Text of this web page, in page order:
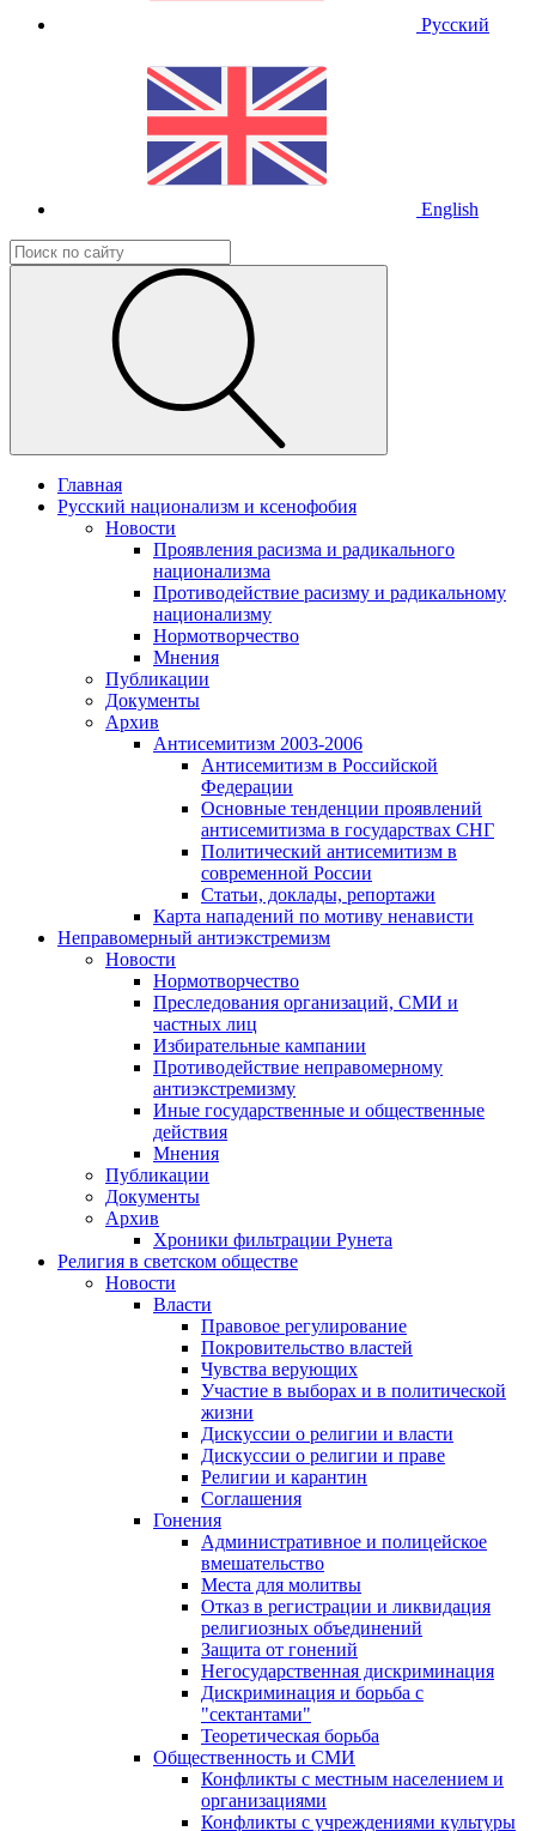
Русский
English
Главная
Русский национализм и ксенофобия
Новости
Проявления расизма и радикального
национализма
Противодействие расизму и радикальному
национализму
Нормотворчество
Мнения
Публикации
Документы
Архив
Антисемитизм 2003-2006
Антисемитизм в Российской
Федерации
Основные тенденции проявлений
антисемитизма в государствах СНГ
Политический антисемитизм в
современной России
Статьи, доклады, репортажи
Карта нападений по мотиву ненависти
Неправомерный антиэкстремизм
Новости
Нормотворчество
Преследования организаций, СМИ и
частных лиц
Избирательные кампании
Противодействие неправомерному
антиэкстремизму
Иные государственные и общественные
действия
Мнения
Публикации
Документы
Архив
Хроники фильтрации Рунета
Религия в светском обществе
Новости
Власти
Правовое регулирование
Покровительство властей
Чувства верующих
Участие в выборах и в политической
жизни
Дискуссии о религии и власти
Дискуссии о религии и праве
Религии и карантин
Соглашения
Гонения
Административное и полицейское
вмешательство
Места для молитвы
Отказ в регистрации и ликвидация
религиозных объединений
Защита от гонений
Негосударственная дискриминация
Дискриминация и борьба с
"сектантами"
Теоретическая борьба
Общественность и СМИ
Конфликты с местным населением и
организациями
Конфликты с учреждениями культуры